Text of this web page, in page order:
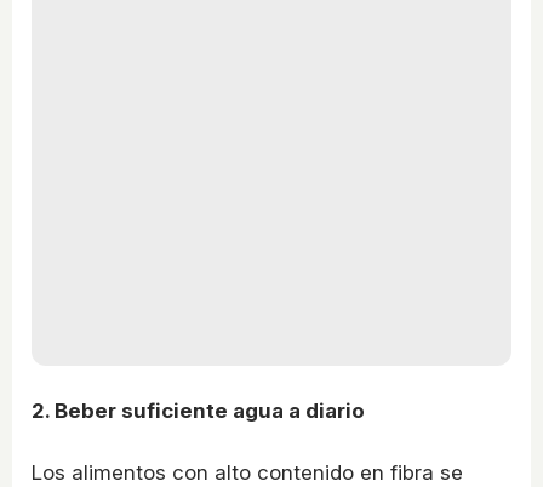
2. Beber suficiente agua a diario
Los alimentos con alto contenido en fibra se